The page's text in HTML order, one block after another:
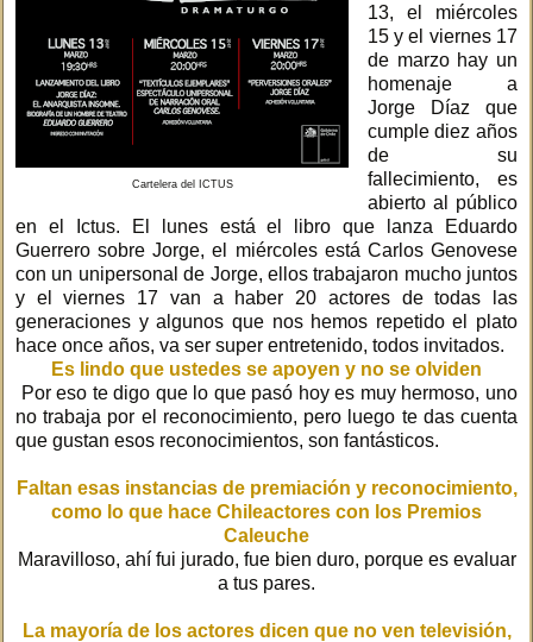
Cartelera del ICTUS
13, el miércoles
15 y el viernes 17
de marzo hay un
homenaje a
Jorge Díaz que
cumple diez años
de su
fallecimiento, es
abierto al público
en el Ictus. El lunes está el libro que lanza Eduardo
Guerrero sobre Jorge, el miércoles está Carlos Genovese
con un unipersonal de Jorge, ellos trabajaron mucho juntos
y el viernes 17 van a haber 20 actores de todas las
generaciones y algunos que nos hemos repetido el plato
hace once años, va ser super entretenido, todos invitados.
Es lindo que ustedes se apoyen y no se olviden
Por eso te digo que lo que pasó hoy es muy hermoso, uno
no trabaja por el reconocimiento, pero luego te das cuenta
que gustan esos reconocimientos, son fantásticos.
Faltan esas instancias de premiación y reconocimiento,
como lo que hace Chileactores con los Premios
Caleuche
Maravilloso, ahí fui jurado, fue bien duro, porque es evaluar
a tus pares.
La mayoría de los actores dicen que no ven televisión,